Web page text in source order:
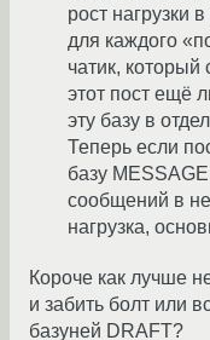
рост нагрузки
для каждого
чатик,
этот пост ещё
эту базу в
Теперь если
базу
сообщений в
нагрузка,
Короче как лучше
и забить болт или
базуней DRAFT?